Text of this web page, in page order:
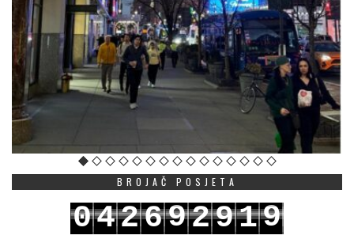
BROJAČ POSJETA
042692919